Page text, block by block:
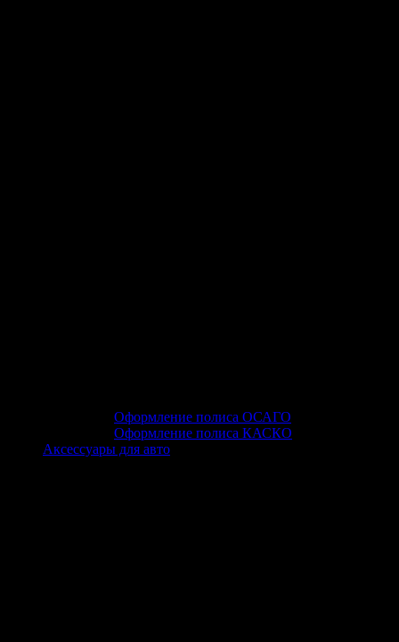
Оформление полиса ОСАГО
Оформление полиса КАСКО
Аксессуары для авто